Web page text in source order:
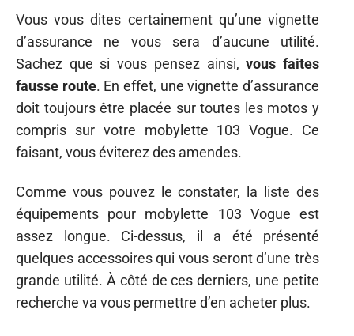
Vous vous dites certainement qu’une vignette
d’assurance ne vous sera d’aucune utilité.
Sachez que si vous pensez ainsi,vous faites
fausse route. En effet, une vignette d’assurance
doit toujours être placée sur toutes les motos y
compris sur votre mobylette 103 Vogue. Ce
faisant, vous éviterez des amendes.
Comme vous pouvez le constater, la liste des
équipements pour mobylette 103 Vogue est
assez longue. Ci-dessus, il a été présenté
quelques accessoires qui vous seront d’une très
grande utilité. À côté de ces derniers, une petite
recherche va vous permettre d’en acheter plus.